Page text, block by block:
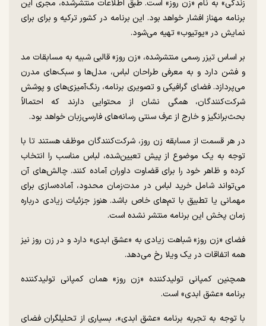
زندگی» به نام «زن روز» است. طبق اطلاعات منتشرشده، مجری این
برنامه مهناز افشار خواهد بود. این برنامه در کشور ترکیه و برای برای
نمایش در «یوتیوب» تهیه می‌شود.
بر اساس تیزر رسمی منتشرشده، «زن روز» قالبی شبیه به مسابقات مد
و فشن دارد و به معرفی طراحان لباس، مدل‌ها و سبک‌های مدرن
می‌پردازد. فضای گرافیکی و تصویری برنامه، رنگ‌آمیزی‌های و پوشش
شرکت‌کنندگان، همگی نشان از محتوایی دارند که احتمالاً
بحث‌برانگیز و خارج از عرف سنتی رسانه‌های فارسی‌زبان خواهد بود.
در هر قسمت از مسابقه زن روز، شرکت‌کنندگان موظف‌ هستند تا با
توجه به یک موضوع از پیش تعیین‌شده، لباس مناسب را انتخاب
کرده و ظاهر خود را برای قضاوت داوران آماده کنند. چالش‌های آن
می‌تواند شامل خرید لباس در مدت‌زمان محدود، آماده‌سازی برای
مهمانی یا تطبیق با تم‌های خاص باشد. هنوز جزئیات زیادی درباره
زمان پخش این برنامه منتشر نشده است.
فضای «زن روز» شباهت زیادی به «عشق ابدی» دارد و در زن روز نیز
همه اتفاقات در یک ویلا رخ می‌دهد.
همچنین کمپانی تولیدکننده «زن روز» همان کمپانی تولیدکننده
برنامه «عشق ابدی» است.
با توجه به تجربه برنامه «عشق ابدی»، بسیاری از تحلیلگران فضای